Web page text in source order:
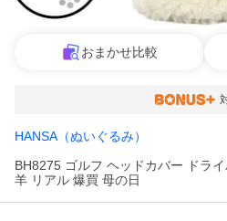
おまかせ比較
HANSA（ぬいぐるみ）
BH8275 ゴルフ ヘッドカバー ドラ
羊 リアル 爆買 母の日